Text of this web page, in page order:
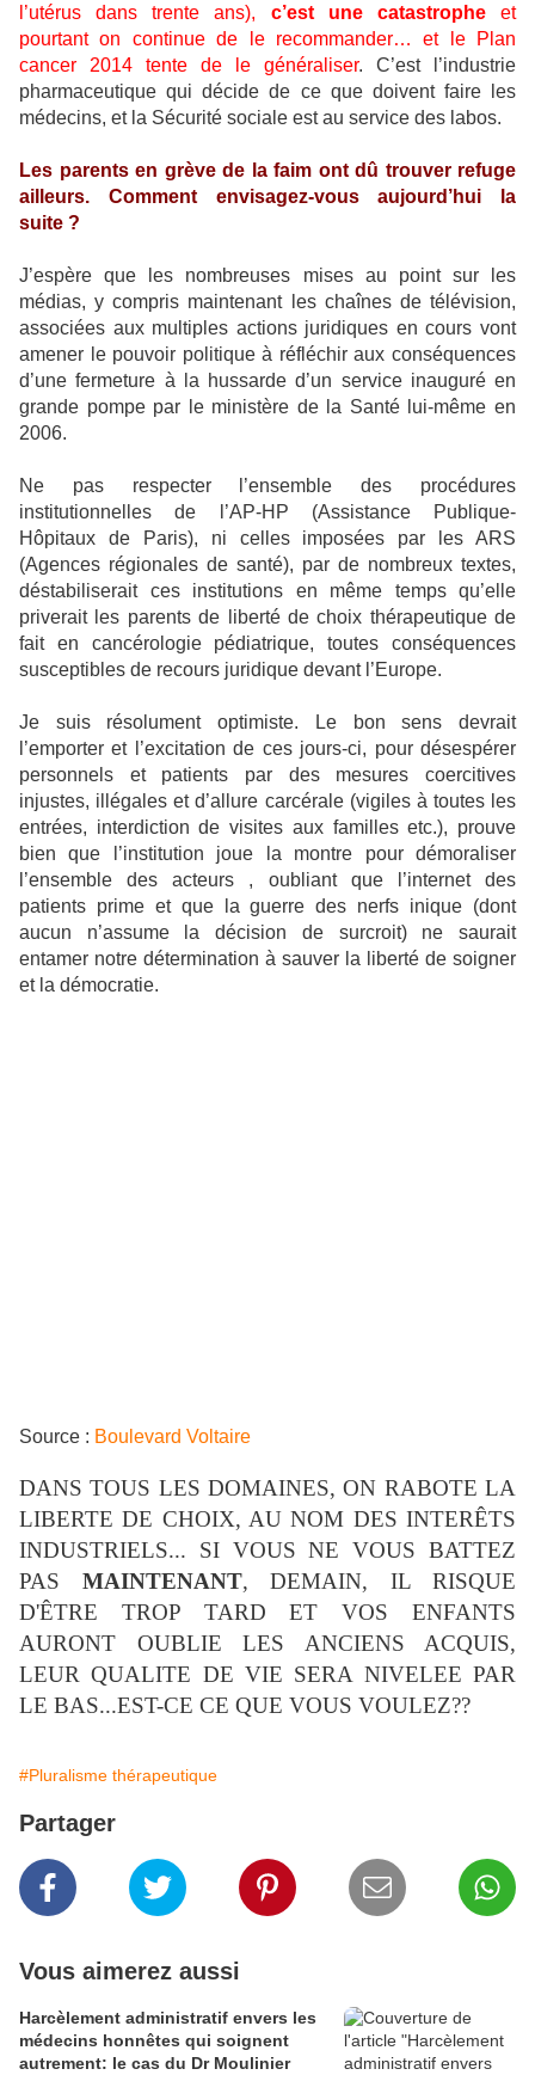
l’utérus dans trente ans), c’est une catastropheet
pourtant on continue de le recommander…
et le Plan
cancer 2014 tente de le généraliser. C’est l’industrie
pharmaceutique qui décide de ce que doivent faire les
médecins, et la Sécurité sociale est au service des labos.
Les parents en grève de la faim ont dû trouver refuge
ailleurs. Comment envisagez-vous aujourd’hui la
suite ?
J’espère que les nombreuses mises au point sur les
médias, y compris maintenant les chaînes de télévision,
associées aux multiples actions juridiques en cours vont
amener le pouvoir politique à réfléchir aux conséquences
d’une fermeture à la hussarde d’un service inauguré en
grande pompe par le ministère de la Santé lui-même en
2006.
Ne pas respecter l’ensemble des procédures
institutionnelles de l’AP-HP (Assistance Publique-
Hôpitaux de Paris), ni celles imposées par les ARS
(Agences régionales de santé), par de nombreux textes,
déstabiliserait ces institutions en même temps qu’elle
priverait les parents de liberté de choix thérapeutique de
fait en cancérologie pédiatrique, toutes conséquences
susceptibles de recours juridique devant l’Europe.
Je suis résolument optimiste. Le bon sens devrait
l’emporter et l’excitation de ces jours-ci, pour désespérer
personnels et patients par des mesures coercitives
injustes, illégales et d’allure carcérale (vigiles à toutes les
entrées, interdiction de visites aux familles etc.), prouve
bien que l’institution joue la montre pour démoraliser
l’ensemble des acteurs , oubliant que l’internet des
patients prime et que la guerre des nerfs inique (dont
aucun n’assume la décision de surcroit) ne saurait
entamer notre détermination à sauver la liberté de soigner
et la démocratie.
Source : Boulevard Voltaire
DANS TOUS LES DOMAINES, ON RABOTE LA
LIBERTE DE CHOIX, AU NOM DES INTERÊTS
INDUSTRIELS... SI VOUS NE VOUS BATTEZ
PAS MAINTENANT, DEMAIN, IL RISQUE
D'ÊTRE TROP TARD ET VOS ENFANTS
AURONT OUBLIE LES ANCIENS ACQUIS,
LEUR QUALITE DE VIE SERA NIVELEE PAR
LE BAS...EST-CE CE QUE VOUS VOULEZ??
#Pluralisme thérapeutique
Partager
Vous aimerez aussi
Harcèlement administratif envers les
médecins honnêtes qui soignent
autrement: le cas du Dr Moulinier